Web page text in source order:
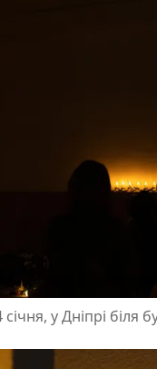
січня, у Дніпрі